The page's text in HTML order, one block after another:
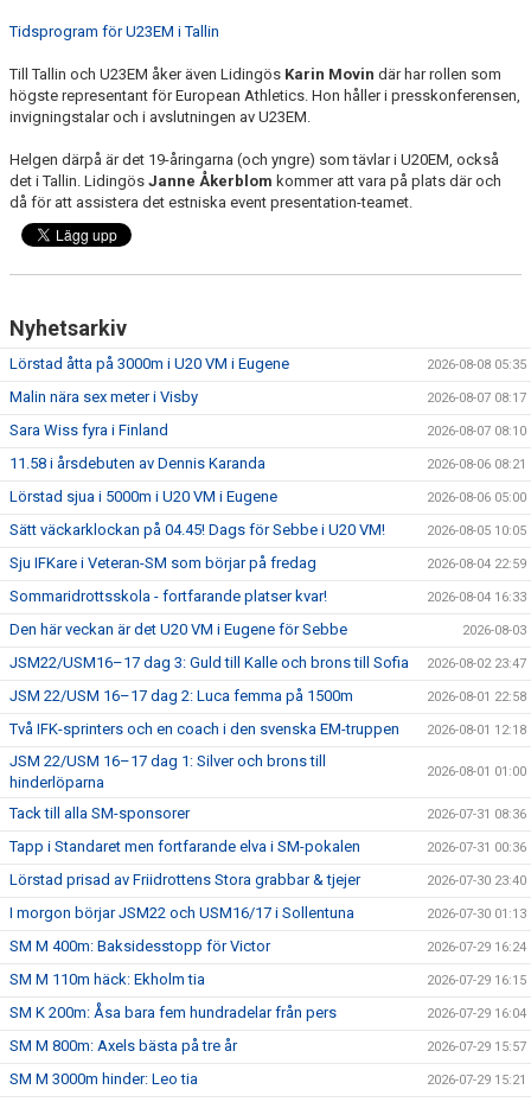
Tidsprogram för U23EM i Tallin
Till Tallin och U23EM åker även Lidingös Karin Movin där har rollen som
högste representant för European Athletics. Hon håller i presskonferensen,
invigningstalar och i avslutningen av U23EM.
Helgen därpå är det 19-åringarna (och yngre) som tävlar i U20EM, också
det i Tallin. Lidingös Janne Åkerblom kommer att vara på plats där och
då för att assistera det estniska event presentation-teamet.
Nyhetsarkiv
Lörstad åtta på 3000m i U20 VM i Eugene 2026-08-08 05:35
Malin nära sex meter i Visby 2026-08-07 08:17
Sara Wiss fyra i Finland 2026-08-07 08:10
11.58 i årsdebuten av Dennis Karanda 2026-08-06 08:21
Lörstad sjua i 5000m i U20 VM i Eugene 2026-08-06 05:00
Sätt väckarklockan på 04.45! Dags för Sebbe i U20 VM! 2026-08-05 10:05
Sju IFKare i Veteran-SM som börjar på fredag 2026-08-04 22:59
Sommaridrottsskola - fortfarande platser kvar! 2026-08-04 16:33
Den här veckan är det U20 VM i Eugene för Sebbe 2026-08-03
JSM22/USM16–17 dag 3: Guld till Kalle och brons till Sofia 2026-08-02 23:47
JSM 22/USM 16–17 dag 2: Luca femma på 1500m 2026-08-01 22:58
Två IFK-sprinters och en coach i den svenska EM-truppen 2026-08-01 12:18
JSM 22/USM 16–17 dag 1: Silver och brons till
hinderlöparna
2026-08-01 01:00
Tack till alla SM-sponsorer 2026-07-31 08:36
Tapp i Standaret men fortfarande elva i SM-pokalen 2026-07-31 00:36
Lörstad prisad av Friidrottens Stora grabbar & tjejer 2026-07-30 23:40
I morgon börjar JSM22 och USM16/17 i Sollentuna 2026-07-30 01:13
SM M 400m: Baksidesstopp för Victor 2026-07-29 16:24
SM M 110m häck: Ekholm tia 2026-07-29 16:15
SM K 200m: Åsa bara fem hundradelar från pers 2026-07-29 16:04
SM M 800m: Axels bästa på tre år 2026-07-29 15:57
SM M 3000m hinder: Leo tia 2026-07-29 15:21